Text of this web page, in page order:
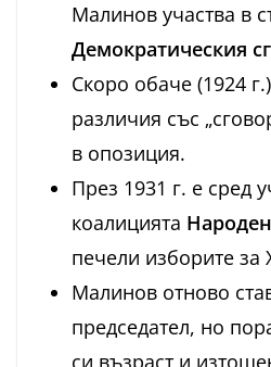
Малинов участва в
Демократическия
Скоро обаче (1924
различия със
в опозиция.
През 1931 г. е сред
коалицията
печели изборите за
Малинов отново
председател, но